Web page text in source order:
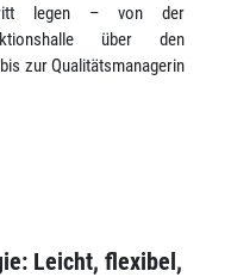
legen – von der
über den
zur Qualitätsmanagerin
Leicht, flexibel,